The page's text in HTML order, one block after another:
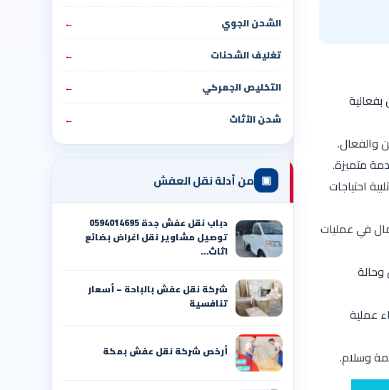
والفعال.
متميزة.
احتياجات
في عمليات
وحالة
عملية
وسلام.
الشحن الجوي
←
تغليف الشحنات
←
التخليص الجمركي
←
شحن الأثاث
←
▣ من أدلة نقل العفش
دباب نقل عفش جدة 0594014695
توصيل مشاوير نقل اغراض بضائع
اثاث…
شركة نقل عفش بالباحة – أسعار
تنافسية
أرخص شركة نقل عفش بمكة